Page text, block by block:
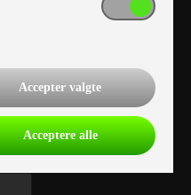
Accepter valgte
Acceptere alle